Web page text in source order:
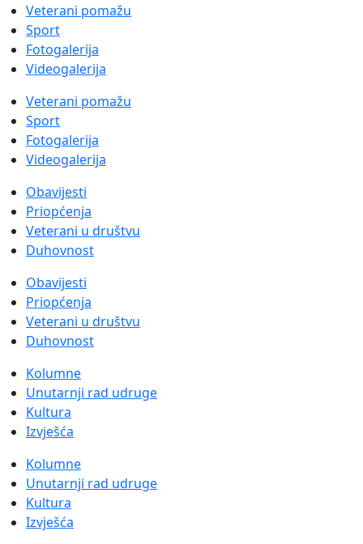
Veterani pomažu
Sport
Fotogalerija
Videogalerija
Veterani pomažu
Sport
Fotogalerija
Videogalerija
Obavijesti
Priopćenja
Veterani u društvu
Duhovnost
Obavijesti
Priopćenja
Veterani u društvu
Duhovnost
Kolumne
Unutarnji rad udruge
Kultura
Izvješća
Kolumne
Unutarnji rad udruge
Kultura
Izvješća